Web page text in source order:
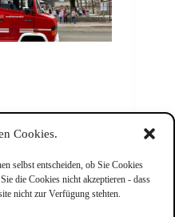
Cookies.
selbst entscheiden, ob Sie Cookies
die Cookies nicht akzeptieren - dass
nicht zur Verfügung stehten.